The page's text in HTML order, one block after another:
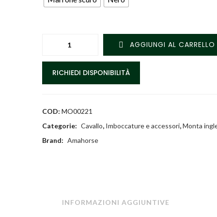
AGGIUNGI AL CARRELLO
RICHIEDI DISPONIBILITÀ
COD: MO00221
Categorie: Cavallo, Imboccature e accessori,Monta
Brand: Amahorse
INFORMAZIONI AGGIUNTIVE